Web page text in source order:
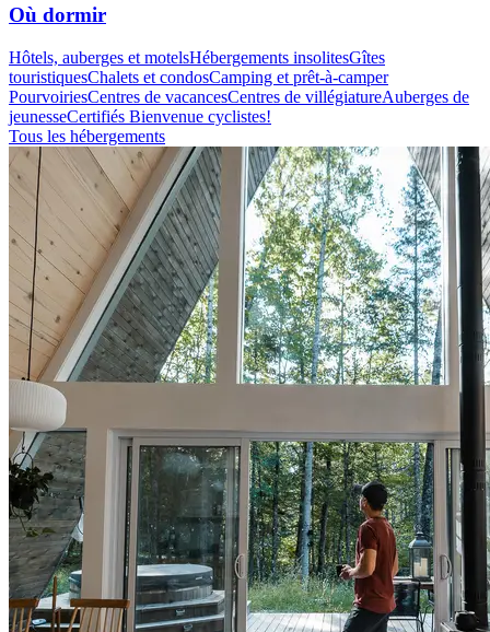
Où dormir
Hôtels, auberges et motelsHébergements insolitesGîtes
touristiquesChalets et condosCamping et prêt-à-camper
PourvoiriesCentres de vacancesCentres de villégiatureAuberges de
jeunesseCertifiés Bienvenue cyclistes!
Tous les hébergements